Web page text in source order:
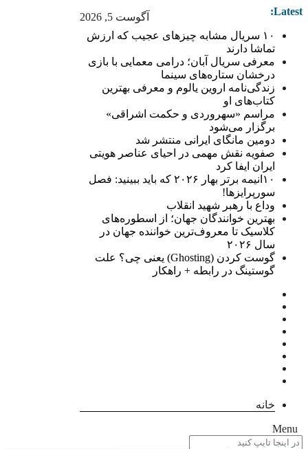
آگوست 5, 2026 Latest:
۱۰ سریال مشابه چیزهای عجیب که ارزش
تماشا دارند
معرفی سریال آبان؛ درامی معمایی با بازی
درخشان ستاره‌های سینما
زندگی‌نامه اروین یالوم و معرفی بهترین
کتاب‌های او
مراسم «سهروردی و حکمت اشراقی»
برگزار می‌شود
دومین مانگای ایرانی منتشر شد
صفویه نقش مهمی در احیای عناصر هویتی
ایران ایفا کرد
۱۰انیمه برتر بهار ۲۰۲۶ که باید ببینید: فصل
سورپرایزها!
وداع با رهبر شهید انقلاب
بهترین خوانندگان جهان؛ از اسطوره‌های
کلاسیک تا معروف‌ترین خواننده جهان در
سال ۲۰۲۶
گوست کردن (Ghosting) یعنی چی؟ علت
گوستینگ در رابطه + راهکار
خانه
Menu